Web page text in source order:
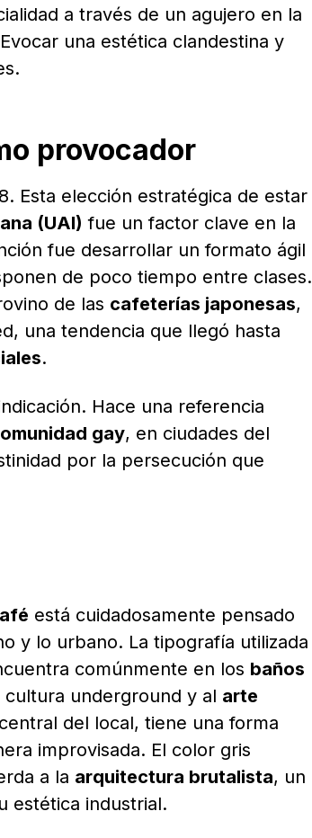
a través de un agujero en la
una estética clandestina y
provocador
Esta elección estratégica de estar
(UAI) fue un factor clave en la
fue desarrollar un formato ágil
de poco tiempo entre clases.
de las cafeterías japonesas,
una tendencia que llegó hasta
.
Hace una referencia
gay, en ciudades del
por la persecución que
está cuidadosamente pensado
y lo urbano. La tipografía utilizada
comúnmente en los baños
underground y al arte
del local, tiene una forma
improvisada. El color gris
a la arquitectura brutalista, un
estética industrial.